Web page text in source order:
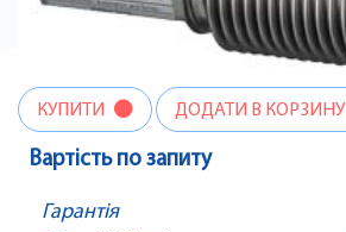
КУПИТИ ДОДАТИ В КОРЗИНУ
Вартість по запиту
Гарантія